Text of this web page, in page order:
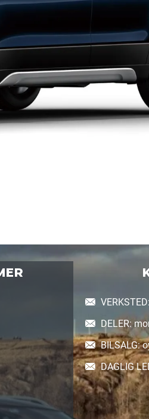
DELER:
BILSALG:
DAGLIG